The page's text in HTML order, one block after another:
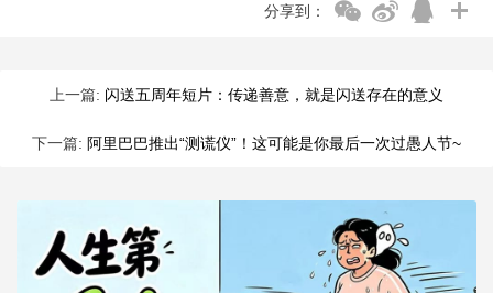
分享到：
上一篇: 闪送五周年短片：传递善意，就是闪送存在的意义
下一篇: 阿里巴巴推出“测谎仪”！这可能是你最后一次过愚人节~